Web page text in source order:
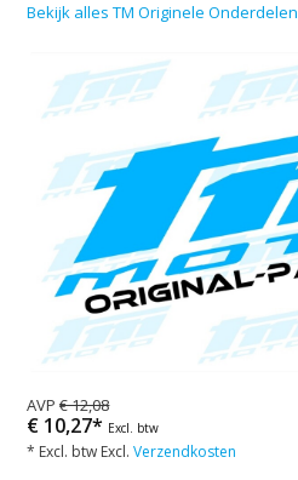
Bekijk alles TM Originele Onderdelen
AVP€ 12,08
€ 10,27* Excl. btw
* Excl. btw Excl.Verzendkosten